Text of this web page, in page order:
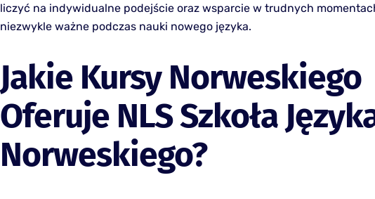
liczyć na indywidualne podejście oraz wsparcie w trudnych
niezwykle ważne podczas nauki nowego języka.
Jakie Kursy Norweskiego
Oferuje NLS Szkoła
Norweskiego?